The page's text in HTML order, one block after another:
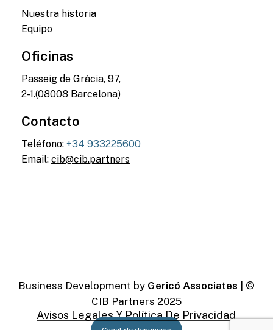
Nuestra historia
Equipo
Oficinas
Passeig de Gràcia, 97,
2-1.(08008 Barcelona)
Contacto
Teléfono: +34 933225600
Email: cib@cib.partners
Business Development by Gericó Associates | ©
CIB Partners 2025
Avisos Legales Y Política De Privacidad